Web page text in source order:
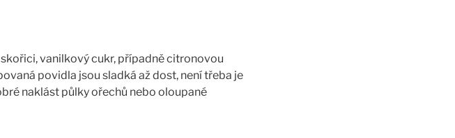
vanilkový cukr, případně citronovou
povidla jsou sladká až dost, není třeba je
naklást půlky ořechů nebo oloupané